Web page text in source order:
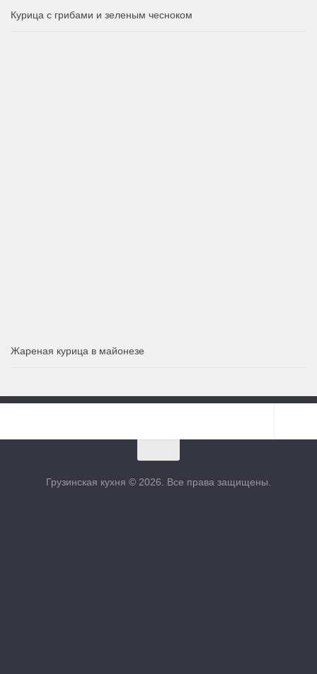
Курица с грибами и зеленым чесноком
Жареная курица в майонезе
Грузинская кухня © 2026. Все права защищены.